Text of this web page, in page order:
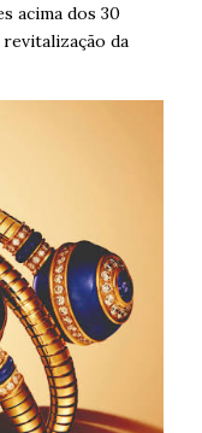
acima dos 30
da